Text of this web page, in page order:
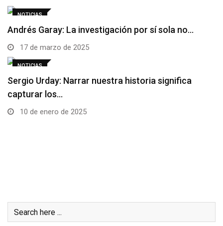
NOTICIAS
Andrés Garay: La investigación por sí sola no…
17 de marzo de 2025
NOTICIAS
Sergio Urday: Narrar nuestra historia significa
capturar los…
10 de enero de 2025